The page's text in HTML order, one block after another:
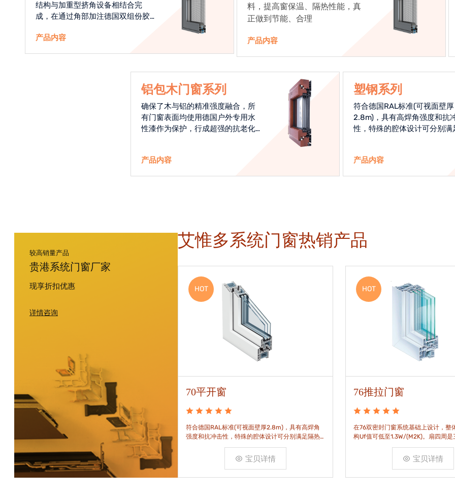
结构与加重型挤角设备相结合完
成，在通过角部加注德国双组份胶
强度，促使窗使用寿命提升5-10
产品内容
料，提高窗保温、隔热性能，真
正做到节能、合理
产品内容
铝包木门窗系列
确保了木与铝的精准强度融合，所
有门窗表面均使用德国户外专用水
性漆作为保护，行成超强的抗老化
产品内容
塑钢系列
符合德国RAL标准(可视面壁厚
2.8m)，具有高焊角强度和抗
性，特殊的腔体设计可分别满
产品内容
较高销量产品
贵港系统门窗厂家
现享折扣优惠
详情咨询
艾惟多系统门窗热销产品
HOT
88平开窗
88平开窗是门窗技术新时代的门窗系统。可实现较
大的阳光进入并获得更多的太阳能，良好的操作及
可靠的功能。保养方便，牢固耐用。
宝贝详情
HOT
70平开窗
符合德国RAL标准(可视面壁厚2.8m)，具有高焊角
强度和抗冲击性，特殊的腔体设计可分别满足隔热
和刚性的要求。
宝贝详情
HOT
76推拉门窗
在76双密封门窗系统基础上设计，整
构Uf值可低至1.3W/(M2K)。扇四周是
构，采用高品质EPDM胶条，实现气
宝贝详情